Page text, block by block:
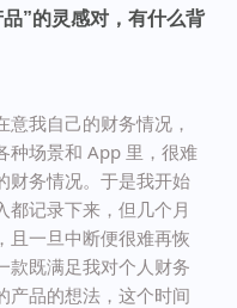
”的灵感对，有什么背
我自己的财务情况，
种场景和 App 里，很难
财务情况。于是我开始
都记录下来，但几个月
且一旦中断便很难再恢
款既满足我对个人财务
产品的想法，这个时间